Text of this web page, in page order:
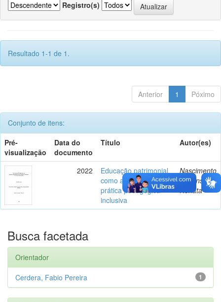
Registro(s)
Resultado 1-1 de 1.
Anterior 1 Póximo
Conjunto de itens:
Pré-
visualização
Data do
documento
Título Autor(es)
2022
Educação patrimonial
como ação política e
prática pedagógica
inclusiva
Nascimento
Y Mansour,
Renata
Busca facetada
Orientador
1
Cerdera, Fabio Pereira